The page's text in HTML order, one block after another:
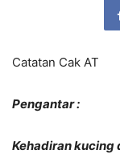
Catatan Cak AT
Pengantar :
Kehadiran kucing